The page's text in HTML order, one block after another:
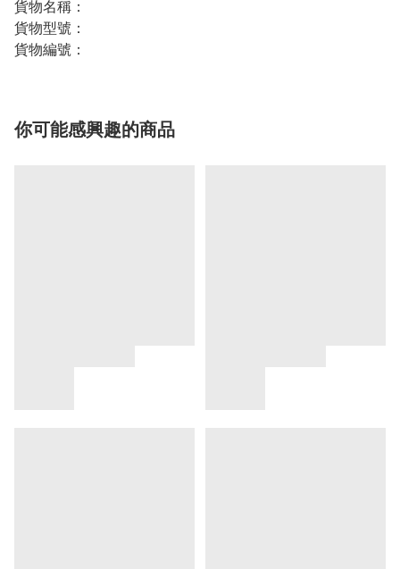
貨物名稱：
貨物型號：
貨物編號：
你可能感興趣的商品